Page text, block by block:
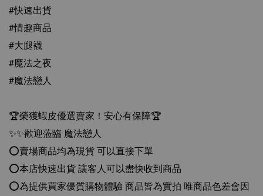
#快速出貨
#情趣商品
#大腿襪
#魔法之夜
#魔法戀人
🏆榮獲蝦皮優選賣家！安心有保障🏆
✨✨歡迎蒞臨 魔法戀人
⭕️賣場商品均為現貨 可以直接下單
⭕️本店快速出貨 讓客人可以盡快收到商品
⭕️為提供買家優質購物體驗 商品皆為實拍 唯商品色差會因